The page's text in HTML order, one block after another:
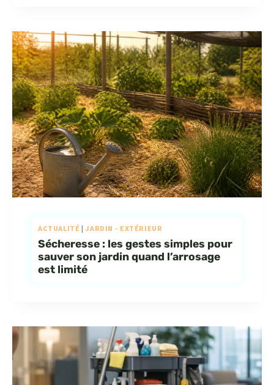
ACTUALITÉ | JARDIN - EXTÉRIEUR
Sécheresse : les gestes simples pour
sauver son jardin quand l’arrosage
est limité